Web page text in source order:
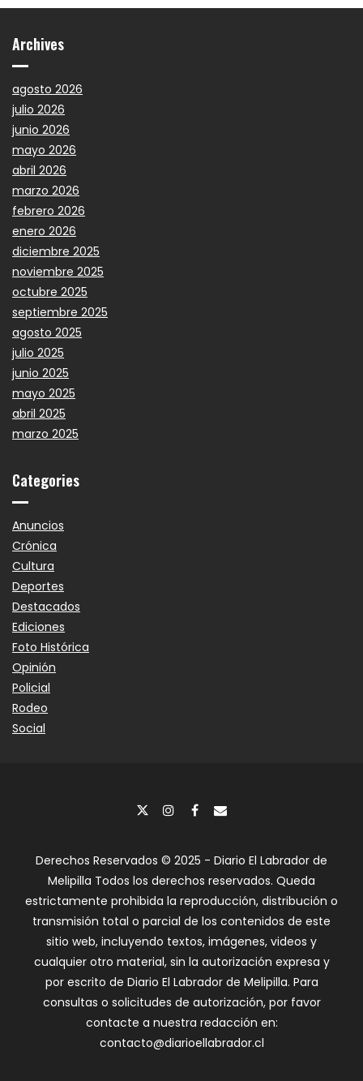
Archives
agosto 2026
julio 2026
junio 2026
mayo 2026
abril 2026
marzo 2026
febrero 2026
enero 2026
diciembre 2025
noviembre 2025
octubre 2025
septiembre 2025
agosto 2025
julio 2025
junio 2025
mayo 2025
abril 2025
marzo 2025
Categories
Anuncios
Crónica
Cultura
Deportes
Destacados
Ediciones
Foto Histórica
Opinión
Policial
Rodeo
Social
Derechos Reservados © 2025 - Diario El Labrador de
Melipilla Todos los derechos reservados. Queda
estrictamente prohibida la reproducción, distribución o
transmisión total o parcial de los contenidos de este
sitio web, incluyendo textos, imágenes, videos y
cualquier otro material, sin la autorización expresa y
por escrito de Diario El Labrador de Melipilla. Para
consultas o solicitudes de autorización, por favor
contacte a nuestra redacción en:
contacto@diarioellabrador.cl